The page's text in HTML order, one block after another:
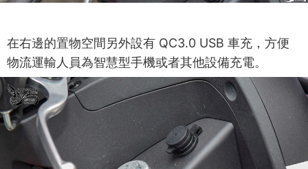
在右邊的置物空間另外設有 QC3.0 USB 車充，方便
物流運輸人員為智慧型手機或者其他設備充電。